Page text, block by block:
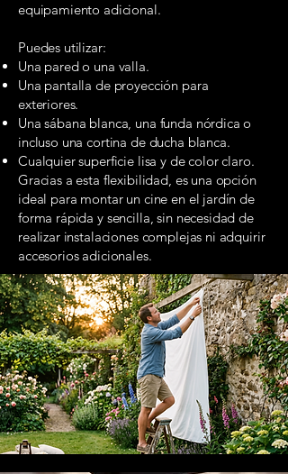
equipamiento adicional.
Puedes utilizar:
Una pared o una valla.
Una pantalla de proyección para
exteriores.
Una sábana blanca, una funda nórdica o
incluso una cortina de ducha blanca.
Cualquier superficie lisa y de color claro.
Gracias a esta flexibilidad, es una opción
ideal para montar un cine en el jardín de
forma rápida y sencilla, sin necesidad de
realizar instalaciones complejas ni adquirir
accesorios adicionales.